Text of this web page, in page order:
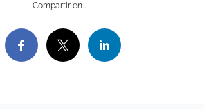
Compartir en…